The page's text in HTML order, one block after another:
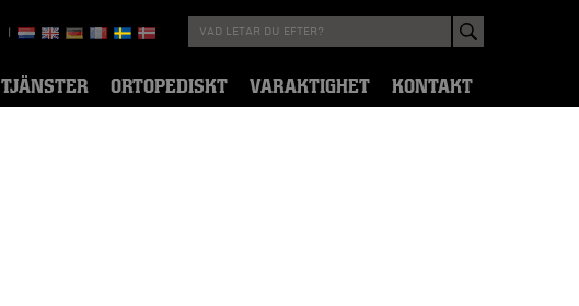
|
TJÄNSTER ORTOPEDISKT VARAKTIGHET KONTAKT